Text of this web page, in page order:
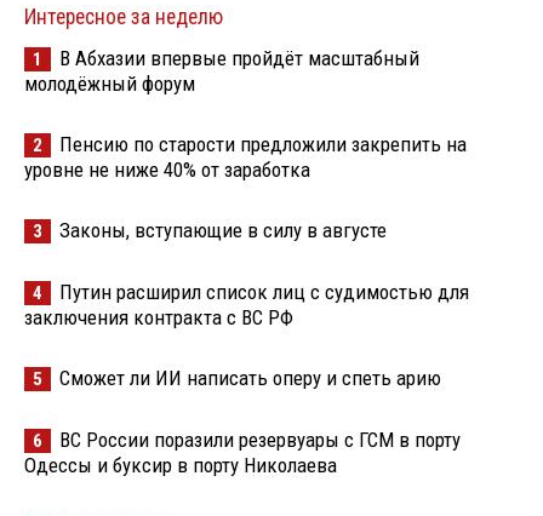
Интересное за неделю
1
В Абхазии впервые пройдёт масштабный
молодёжный форум
2
Пенсию по старости предложили закрепить на
уровне не ниже 40% от заработка
3 Законы, вступающие в силу в августе
4
Путин расширил список лиц с судимостью для
заключения контракта с ВС РФ
5 Сможет ли ИИ написать оперу и спеть арию
6
ВС России поразили резервуары с ГСМ в порту
Одессы и буксир в порту Николаева